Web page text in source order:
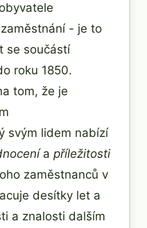
- je to
se součástí
roku 1850.
tom, že je
svým lidem nabízí
a příležitosti
zaměstnanců v
desítky let a
a znalosti dalším